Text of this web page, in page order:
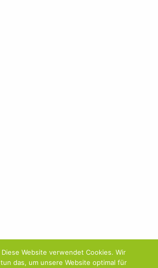
Diese Website verwendet Cookies. Wir
tun das, um unsere Website optimal für